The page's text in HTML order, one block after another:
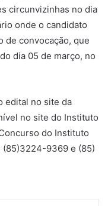
circunvizinhas no dia
onde o candidato
de convocação, que
dia 05 de março, no
edital no site da
no site do Instituto
do Instituto
(85)3224-9369 e (85)